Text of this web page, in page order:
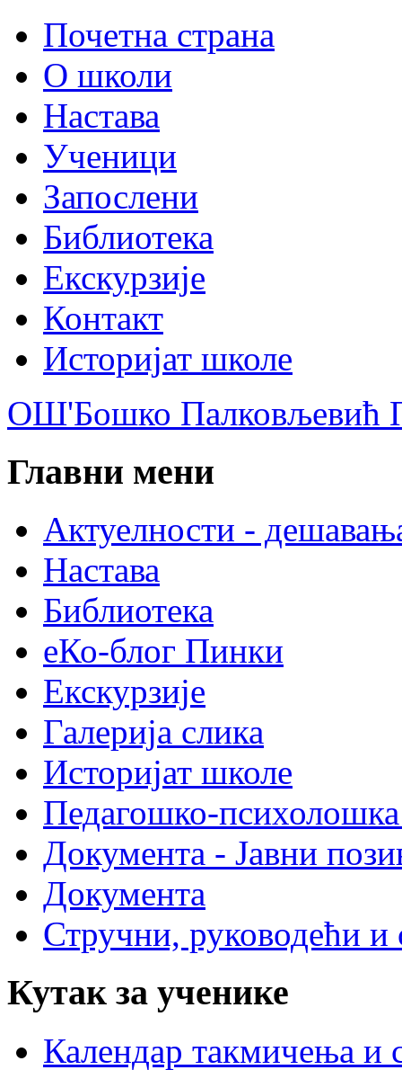
Почетна страна
О школи
Настава
Ученици
Запослени
Библиотека
Екскурзије
Контакт
Историјат школе
ОШ'Бошко Палковљевић
Главни мени
Актуелности -
Настава
Библиотека
еКо-блог Пинки
Екскурзије
Галерија слика
Историјат школе
Педагошко-психолошка
Документа - Јавни
Документа
Стручни, руководећи и
Кутак за ученике
Календар такмичења